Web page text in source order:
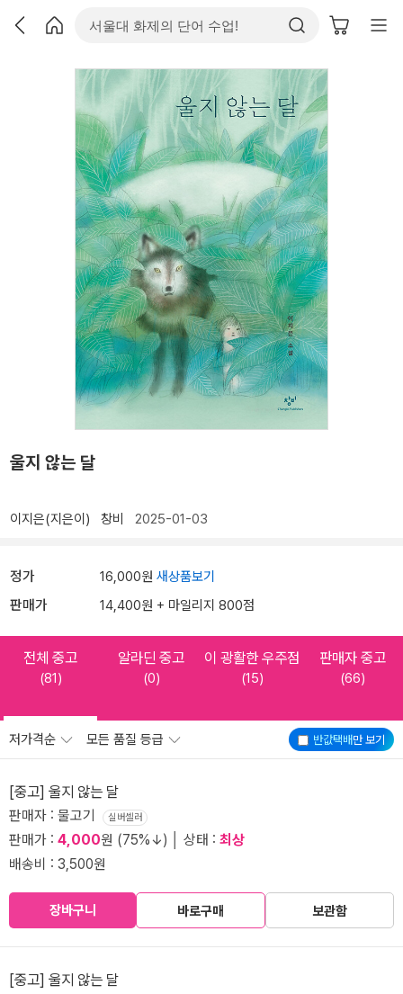
울지 않는 달
이지은(지은이) 창비 2025-01-03
정가 16,000원 새상품보기
판매가 14,400원 + 마일리지 800점
전체 중고
(81)
알라딘 중고
(0)
이 광활한 우주점
(15)
판매자 중고
(66)
반값택배만 보기
저가격순 모든 품질 등급
[중고] 울지 않는 달
판매자 : 물고기 실버셀러
판매가 : 4,000원 (75%↓) │ 상태 : 최상
배송비 : 3,500원
장바구니 바로구매 보관함
[중고] 울지 않는 달